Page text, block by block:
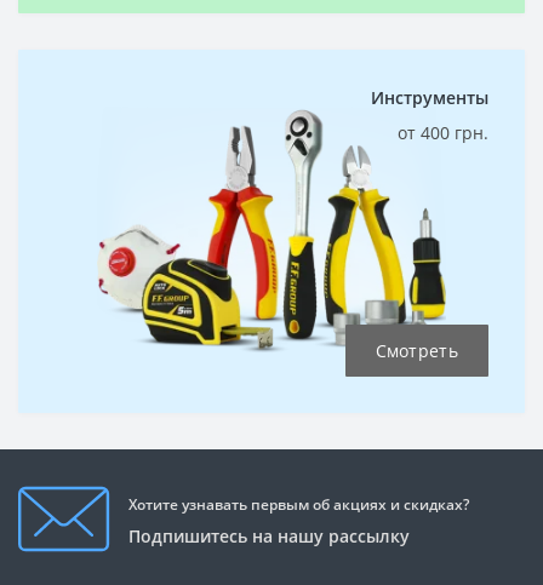
Инструменты
от 400 грн.
Смотреть
Хотите узнавать первым об акциях и скидках?
Подпишитесь на нашу рассылку